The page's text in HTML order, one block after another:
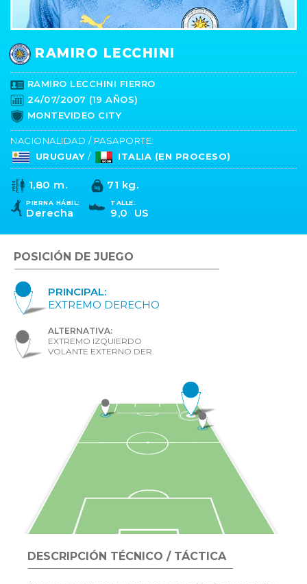
RAMIRO LECCHINI
RAMIRO LECCHINI FIERRO
24/07/2007 (19 AÑOS)
MONTEVIDEO CITY
NACIONALIDAD / PASAPORTE:
URUGUAY / ITALIA (EN PROCESO)
1,80 m. 71 kg.
PIERNA HÁBIL:
Derecha
TALLE:
9,0 US
POSICIÓN DE JUEGO
PRINCIPAL:
EXTREMO DERECHO
ALTERNATIVA:
EXTREMO IZQUIERDO
VOLANTE EXTERNO DER.
DESCRIPCIÓN TÉCNICO / TÁCTICA